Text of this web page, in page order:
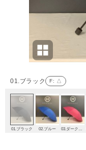
01.ブラック F: △
01.ブラック 02.ブルー